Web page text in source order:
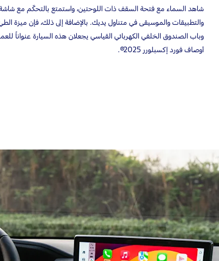
وباب الصندوق الخلفي الكهربائي القياسي يجعلان هذه السيارة عنواناً
أوصاف فورد إكسبلورر 2025®.